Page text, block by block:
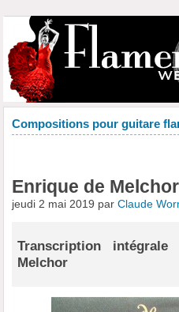
Compositions pour guitare
Enrique de
jeudi 2 mai 2019 parClaude
Transcription
Melchor